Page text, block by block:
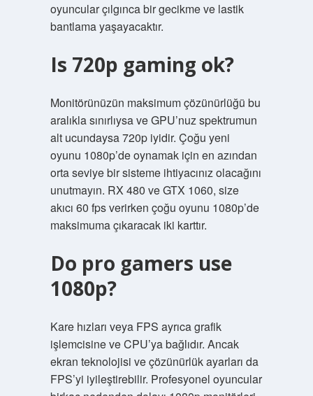
oyuncular çılgınca bir gecikme ve lastik
bantlama yaşayacaktır.
Is 720p gaming ok?
Monitörünüzün maksimum çözünürlüğü bu
aralıkla sınırlıysa ve GPU’nuz spektrumun
alt ucundaysa 720p iyidir. Çoğu yeni
oyunu 1080p’de oynamak için en azından
orta seviye bir sisteme ihtiyacınız olacağını
unutmayın. RX 480 ve GTX 1060, size
akıcı 60 fps verirken çoğu oyunu 1080p’de
maksimuma çıkaracak iki karttır.
Do pro gamers use
1080p?
Kare hızları veya FPS ayrıca grafik
işlemcisine ve CPU’ya bağlıdır. Ancak
ekran teknolojisi ve çözünürlük ayarları da
FPS’yi iyileştirebilir. Profesyonel oyuncular